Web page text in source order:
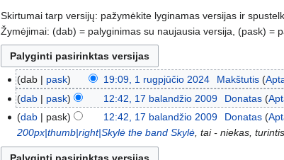
Skirtumai tarp versijų: pažymėkite lyginamas versijas ir
Žymėjimai: (dab) = palyginimas su naujausia versija, (pask) =
dab pask 19:09, 1 rugpjūčio 2024 Makštutis
dab
pask 12:42, 17 balandžio 2009 Donatas
dab
pask 12:42, 17 balandžio 2009 Donatas
200px|thumb|right|Skylė the band Skylė , tai - niekas,